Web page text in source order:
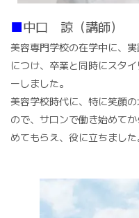
■中口 諒（講師）
美容専門学校の在学中に、
につけ、卒業と同時にスタ
ーしました。
美容学校時代に、特に笑顔
ので、サロンで働き始めて
めてもらえ、役に立ちました